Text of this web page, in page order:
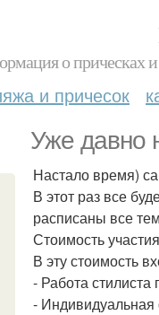
о прическах
и причесок
Уже давно
Настало время)
В этот раз все
расписаны все
Стоимость
В эту стоимость
- Работа
- Индивидуальная